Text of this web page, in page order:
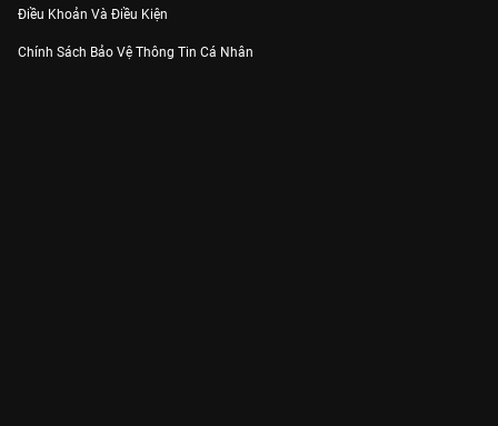
Điều Khoản Và Điều Kiện
Chính Sách Bảo Vệ Thông Tin Cá Nhân